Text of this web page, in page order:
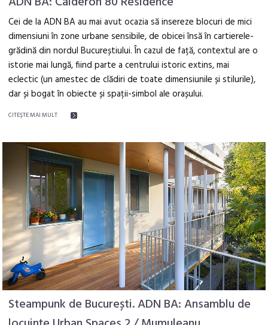
Cei de la ADN BA au mai avut ocazia să insereze blocuri de mici
dimensiuni în zone urbane sensibile, de obicei însă în cartierele-
grădină din nordul Bucureștiului. În cazul de față, contextul are o
istorie mai lungă, fiind parte a centrului istoric extins, mai
eclectic (un amestec de clădiri de toate dimensiunile și stilurile),
dar și bogat în obiecte și spații-simbol ale orașului.
CITEŞTE MAI MULT
Steampunk de București. ADN BA: Ansamblu de